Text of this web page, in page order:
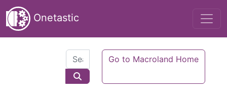
Onetastic
Go to Macroland Home